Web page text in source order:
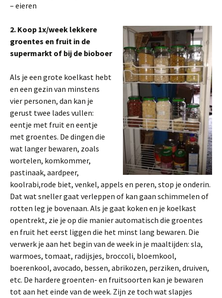
– eieren
2. Koop 1x/week lekkere
groentes en fruit in de
supermarkt of bij de bioboer
Als je een grote koelkast hebt
en een gezin van minstens
vier personen, dan kan je
gerust twee lades vullen:
eentje met fruit en eentje
met groentes. De dingen die
wat langer bewaren, zoals
wortelen, komkommer,
pastinaak, aardpeer,
koolrabi,rode biet, venkel, appels en peren, stop je onderin.
Dat wat sneller gaat verleppen of kan gaan schimmelen of
rotten leg je bovenaan. Als je gaat koken en je koelkast
opentrekt, zie je op die manier automatisch die groentes
en fruit het eerst liggen die het minst lang bewaren. Die
verwerk je aan het begin van de week in je maaltijden: sla,
warmoes, tomaat, radijsjes, broccoli, bloemkool,
boerenkool, avocado, bessen, abrikozen, perziken, druiven,
etc. De hardere groenten- en fruitsoorten kan je bewaren
tot aan het einde van de week. Zijn ze toch wat slapjes